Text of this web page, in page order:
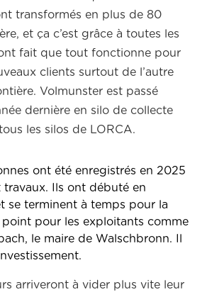
transformés en plus de 80
et ça c’est grâce à toutes les
fait que tout fonctionne pour
clients surtout de l’autre
Volmunster est passé
dernière en silo de collecte
les silos de LORCA.
ont été enregistrés en 2025
travaux. Ils ont débuté en
se terminent à temps pour la
pour les exploitants comme
le maire de Walschbronn. Il
arriveront à vider plus vite leur